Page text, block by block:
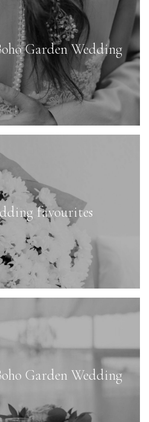
Garden Wedding
favourites
Garden Wedding